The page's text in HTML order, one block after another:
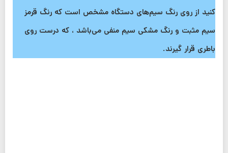
کنید از روی رنگ سیم‌های دستگاه مشخص است که رنگ قرمز
سیم مثبت و رنگ مشکی سیم منفی می‌باشد ،‌ که درست روی
باطری قرار گیرند.